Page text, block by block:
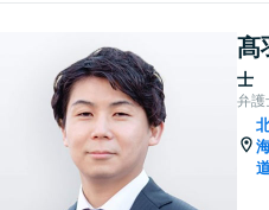
髙
士
弁護